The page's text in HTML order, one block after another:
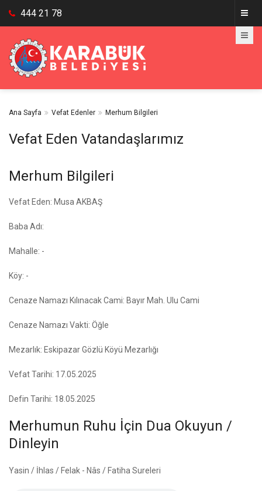
444 21 78
Ana Sayfa Vefat Edenler Merhum Bilgileri
Vefat Eden Vatandaşlarımız
Merhum Bilgileri
Vefat Eden: Musa AKBAŞ
Baba Adı:
Mahalle: -
Köy: -
Cenaze Namazı Kılınacak Cami: Bayır Mah. Ulu Cami
Cenaze Namazı Vakti: Öğle
Mezarlık: Eskipazar Gözlü Köyü Mezarlığı
Vefat Tarihi: 17.05.2025
Defin Tarihi: 18.05.2025
Merhumun Ruhu İçin Dua Okuyun /
Dinleyin
Yasin / İhlas / Felak - Nâs / Fatiha Sureleri